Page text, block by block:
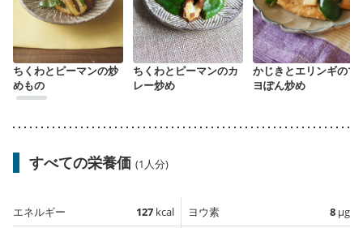
ちくわとピーマンの炒
めもの
ちくわとピーマンのカ
レー炒め
かじきとエリンギのマ
ヨぽん炒め
すべての栄養価 (1人分)
エネルギー 127 kcal
ヨウ素 8 µg